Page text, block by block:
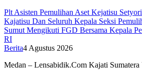
Plt Asisten Pemulihan Aset Kejatisu
Kajatisu Dan Seluruh Kepala Seksi
Sumut Mengikuti FGD Bersama Kepala
RI
Berita4 Agustus 2026
Medan – Lensabidik.Com Kajati